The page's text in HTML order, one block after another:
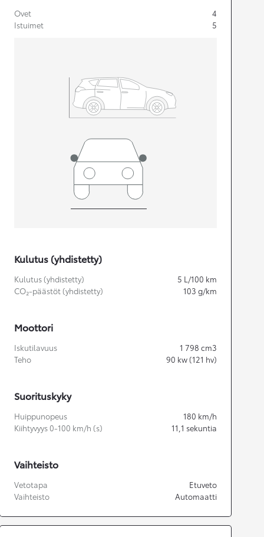
Ovet
4
Istuimet
5
Kulutus (yhdistetty)
Kulutus (yhdistetty) 5 L/100 km
CO₂-päästöt (yhdistetty)
103 g/km
Moottori
Iskutilavuus 1 798 cm3
Teho
90 kw (121 hv)
Suorituskyky
Huippunopeus 180 km/h
Kiihtyvyys 0-100 km/h (s)
11,1 sekuntia
Vaihteisto
Vetotapa
Etuveto
Vaihteisto
Automaatti